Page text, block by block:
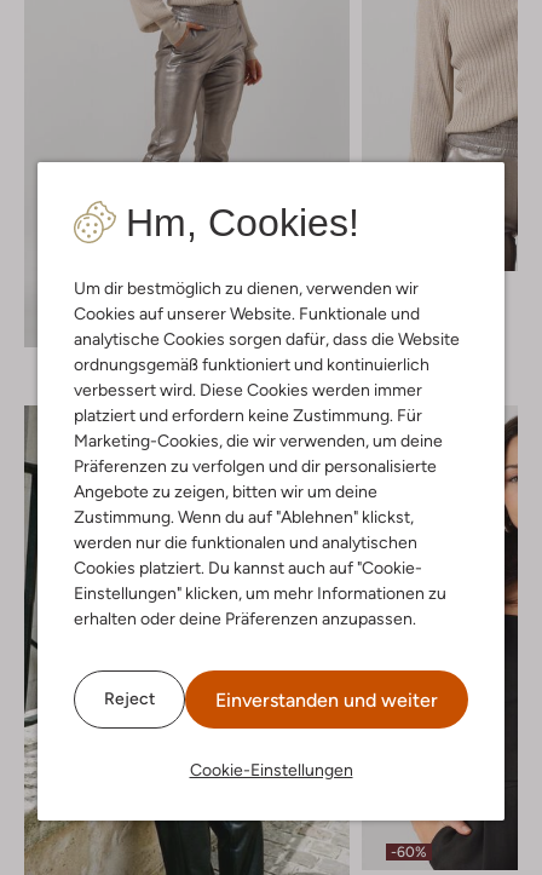
Hm, Cookies!
Um dir bestmöglich zu dienen, verwenden wir
Cookies auf unserer Website. Funktionale und
analytische Cookies sorgen dafür, dass die Website
ordnungsgemäß funktioniert und kontinuierlich
verbessert wird. Diese Cookies werden immer
platziert und erfordern keine Zustimmung. Für
Marketing-Cookies, die wir verwenden, um deine
Präferenzen zu verfolgen und dir personalisierte
Angebote zu zeigen, bitten wir um deine
Zustimmung. Wenn du auf "Ablehnen" klickst,
werden nur die funktionalen und analytischen
Cookies platziert. Du kannst auch auf "Cookie-
Einstellungen" klicken, um mehr Informationen zu
erhalten oder deine Präferenzen anzupassen.
Reject Einverstanden und weiter
Cookie-Einstellungen
Entdecke den Look
Ibana
Langarmshirts
€ 109,95
-60%